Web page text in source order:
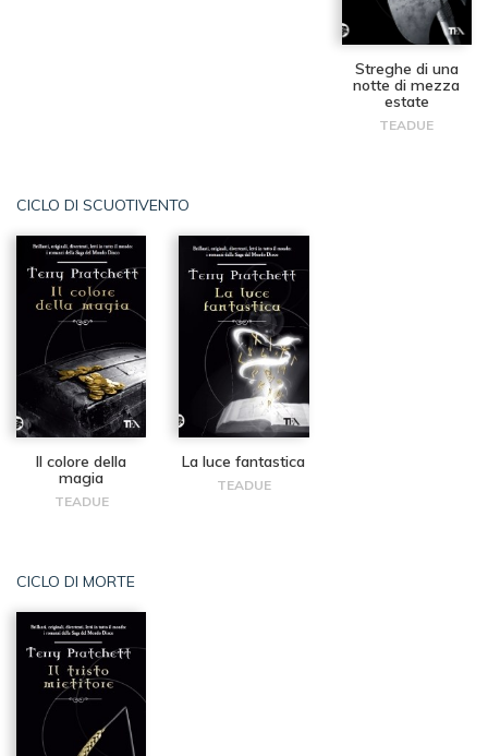
Streghe di una
notte di mezza
estate
TEADUE
CICLO DI SCUOTIVENTO
Il colore della
magia
TEADUE
La luce fantastica
TEADUE
CICLO DI MORTE